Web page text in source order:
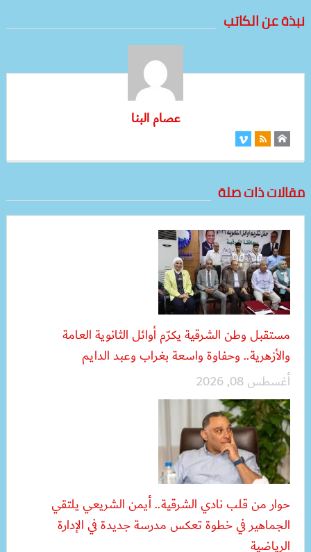
نبذة عن الكاتب
عصام البنا
مقالات ذات صلة
مستقبل وطن الشرقية يكرّم أوائل الثانوية العامة
والأزهرية.. وحفاوة واسعة بغراب وعبد الدايم
أغسطس 08, 2026
حوار من قلب نادي الشرقية.. أيمن الشريعي يلتقي
الجماهير في خطوة تعكس مدرسة جديدة في الإدارة
الرياضية